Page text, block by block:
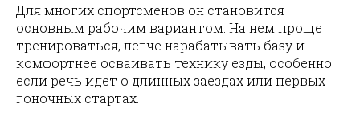
Для многих спортсменов он становится
основным рабочим вариантом. На нем проще
тренироваться, легче нарабатывать базу и
комфортнее осваивать технику езды, особенно
если речь идет о длинных заездах или первых
гоночных стартах.